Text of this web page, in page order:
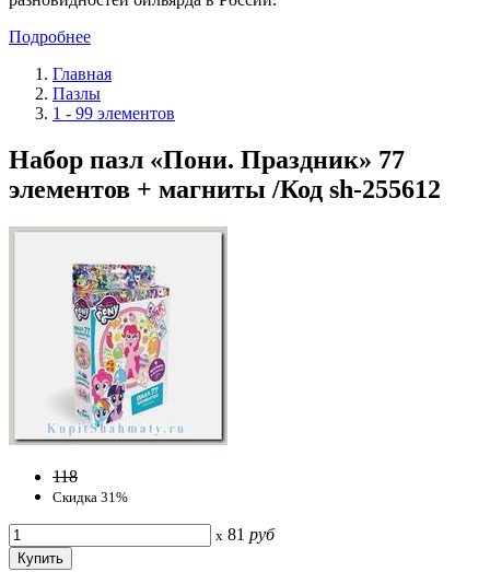
Подробнее
Главная
Пазлы
1 - 99 элементов
Набор пазл «Пони. Праздник» 77
элементов + магниты /Код sh-255612
118
Скидка 31%
x 81 руб